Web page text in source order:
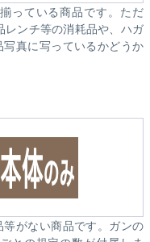
っている商品です。ただ
レンチ等の消耗品や、ハガ
真に写っているかどうか
がない商品です。ガンの